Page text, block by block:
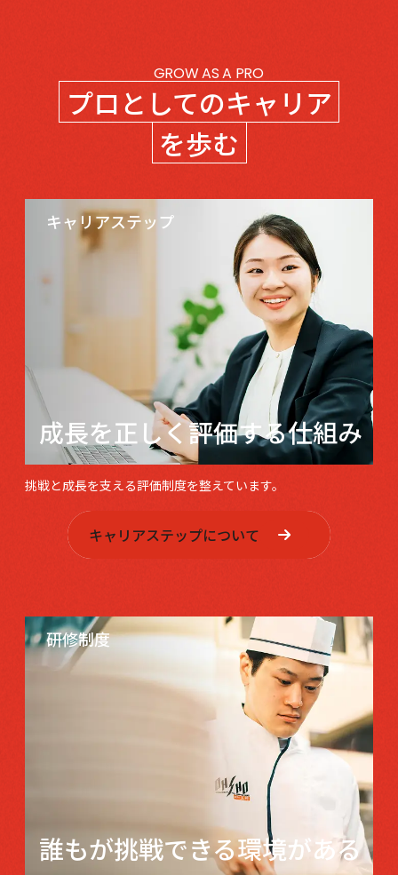
GROW AS A PRO
プロとしてのキャリア
を歩む
キャリアステップ
成長を正しく評価する仕組み
挑戦と成長を支える評価制度を整えています。
キャリアステップについて
研修制度
誰もが挑戦できる環境がある